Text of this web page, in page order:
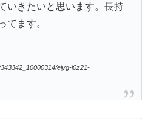
いきたいと思います。長持
てます。
eiyg-i0z21-